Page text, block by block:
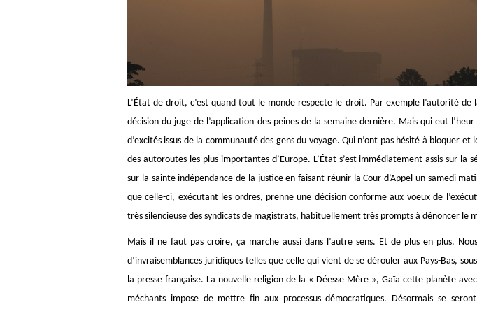
L’État de droit, c’est quand tout le monde respecte le droit. Par exemple l’autorité de
décision du juge de l’application des peines de la semaine dernière. Mais qui eut
d’excités issus de la communauté des gens du voyage. Qui n’ont pas hésité à bloquer
des autoroutes les plus importantes d’Europe. L’État s’est immédiatement assis sur la
sur la sainte indépendance de la justice en faisant réunir la Cour d’Appel un samedi
que celle-ci, exécutant les ordres, prenne une décision conforme aux voeux de
très silencieuse des syndicats de magistrats, habituellement très prompts à dénoncer le
Mais il ne faut pas croire, ça marche aussi dans l’autre sens. Et de plus en plus.
d’invraisemblances juridiques telles que celle qui vient de se dérouler aux Pays-Bas,
la presse française. La nouvelle religion de la « Déesse Mère », Gaïa cette planète
méchants impose de mettre fin aux processus démocratiques. Désormais se